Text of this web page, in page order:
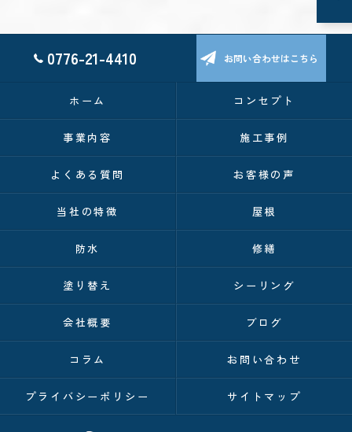
0776-21-4410 お問い合わせはこちら
ホーム コンセプト
事業内容 施工事例
よくある質問 お客様の声
当社の特徴 屋根
防水 修繕
塗り替え シーリング
会社概要 ブログ
コラム お問い合わせ
プライバシーポリシー サイトマップ